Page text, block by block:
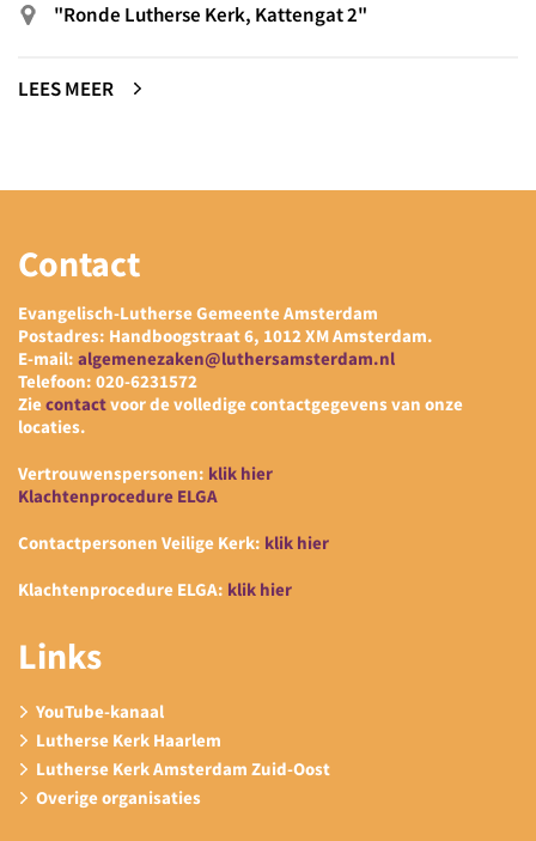
"Ronde Lutherse Kerk, Kattengat 2"
LEES MEER
Contact
Evangelisch-Lutherse Gemeente Amsterdam
Postadres: Handboogstraat 6, 1012 XM Amsterdam.
E-mail: algemenezaken@luthersamsterdam.nl
Telefoon: 020-6231572
Ziecontactvoor de volledige contactgegevens van onze
locaties.
Vertrouwenspersonen: klik hier
Klachtenprocedure ELGA
Contactpersonen Veilige Kerk: klik hier
Klachtenprocedure ELGA: klik hier
Links
YouTube-kanaal
Lutherse Kerk Haarlem
Lutherse Kerk Amsterdam Zuid-Oost
Overige organisaties